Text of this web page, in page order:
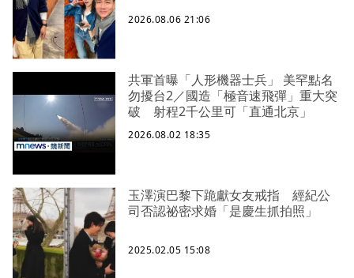
2026.08.06 21:06
共軍首曝「人形機器士兵」 美罕點名
勿擾台2／國造「極音速飛彈」重大突
破 射程2千公里可「直通北京」
2026.08.02 18:35
玉澤演巴黎下跪獻女友戒指 經紀公
司否認祕密求婚「是慶生抓拍照」
2025.02.05 15:08